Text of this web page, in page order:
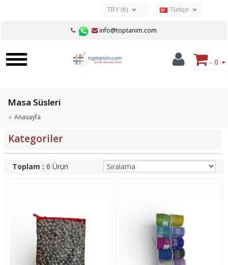
Türkçe
TRY (₺)
TRY (₺)
info@toptanim.com
- 0
Masa Süsleri
Anasayfa
Kategoriler
Toplam : 6 Ürün